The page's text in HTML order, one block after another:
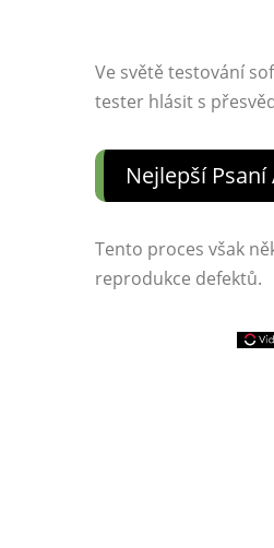
Ve světě testování
tester hlásit s
Nejlepší
Tento proces však
reprodukce defektů.